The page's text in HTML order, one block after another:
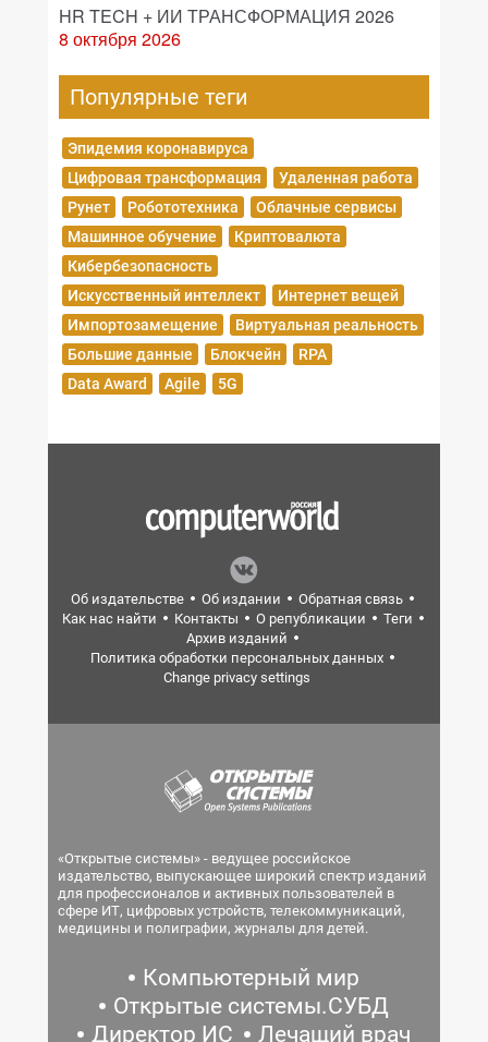
HR TECH + ИИ ТРАНСФОРМАЦИЯ 2026
8 октября 2026
Популярные теги
Эпидемия коронавируса
Цифровая трансформация
Удаленная работа
Рунет
Робототехника
Облачные сервисы
Машинное обучение
Криптовалюта
Кибербезопасность
Искусственный интеллект
Интернет вещей
Импортозамещение
Виртуальная реальность
Большие данные
Блокчейн
RPA
Data Award
Agile 5G
Об издательстве Об издании
Обратная связь
Как нас найти
Контакты О републикации
Теги
Архив изданий
Политика обработки персональных данных
Change privacy settings
«Открытые системы» - ведущее российское
издательство, выпускающее широкий спектр изданий
для профессионалов и активных пользователей в
сфере ИТ, цифровых устройств, телекоммуникаций,
медицины и полиграфии, журналы для детей.
Компьютерный мир
Открытые системы.СУБД
Директор ИС
Лечащий врач